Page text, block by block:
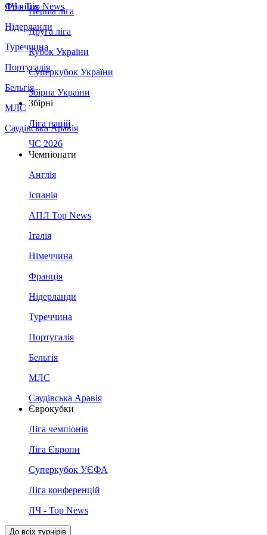
Франція
Нідерланди
Туреччина
Португалія
Бельгія
МЛС
Саудівська Аравія
ЛЧ - Top News
Перша ліга
Друга ліга
Кубок України
Суперкубок України
Збірна України
Збірні
Ліга націй
ЧС 2026
Чемпіонати
Англія
Іспанія
АПЛ Top News
Італія
Німеччина
Франція
Нідерланди
Туреччина
Португалія
Бельгія
МЛС
Саудівська Аравія
Єврокубки
Ліга чемпіонів
Ліга Європи
Суперкубок УЄФА
Ліга конференцій
ЛЧ - Top News
До всіх турнірів